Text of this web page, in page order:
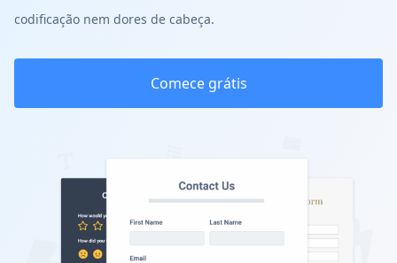
codificação nem dores de cabeça.
Comece grátis